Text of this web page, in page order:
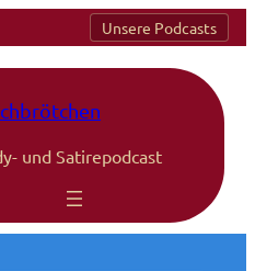
Unsere Podcasts
und Satirepodcast